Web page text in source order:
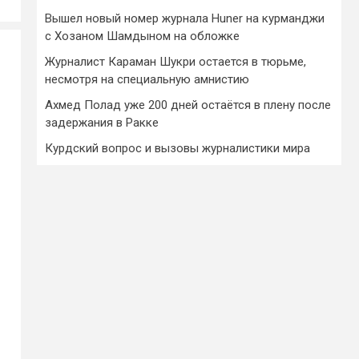
Вышел новый номер журнала Huner на курманджи
с Хозаном Шамдыном на обложке
Журналист Караман Шукри остается в тюрьме,
несмотря на специальную амнистию
Ахмед Полад уже 200 дней остаётся в плену после
задержания в Ракке
Курдский вопрос и вызовы журналистики мира